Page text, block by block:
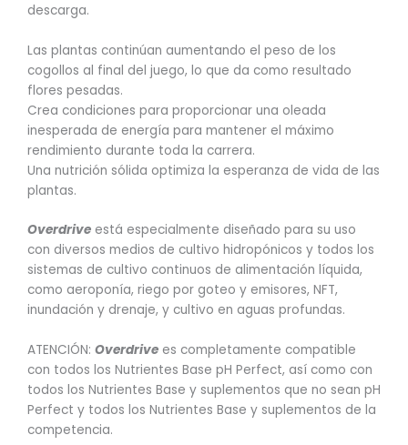
descarga.
Las plantas continúan aumentando el peso de los
cogollos al final del juego, lo que da como resultado
flores pesadas.
Crea condiciones para proporcionar una oleada
inesperada de energía para mantener el máximo
rendimiento durante toda la carrera.
Una nutrición sólida optimiza la esperanza de vida de las
plantas.
Overdrive está especialmente diseñado para su uso
con diversos medios de cultivo hidropónicos y todos los
sistemas de cultivo continuos de alimentación líquida,
como aeroponía, riego por goteo y emisores, NFT,
inundación y drenaje, y cultivo en aguas profundas.
ATENCIÓN: Overdrive es completamente compatible
con todos los Nutrientes Base pH Perfect, así como con
todos los Nutrientes Base y suplementos que no sean pH
Perfect y todos los Nutrientes Base y suplementos de la
competencia.